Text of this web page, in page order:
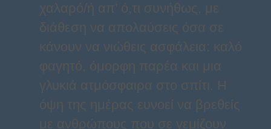
χαλαρό/ή απ’ ό,τι συνήθως, με
διάθεση να απολαύσεις όσα σε
κάνουν να νιώθεις ασφάλεια: καλό
φαγητό, όμορφη παρέα και μια
γλυκιά ατμόσφαιρα στο σπίτι. Η
όψη της ημέρας ευνοεί να βρεθείς
με ανθρώπους που σε γεμίζουν